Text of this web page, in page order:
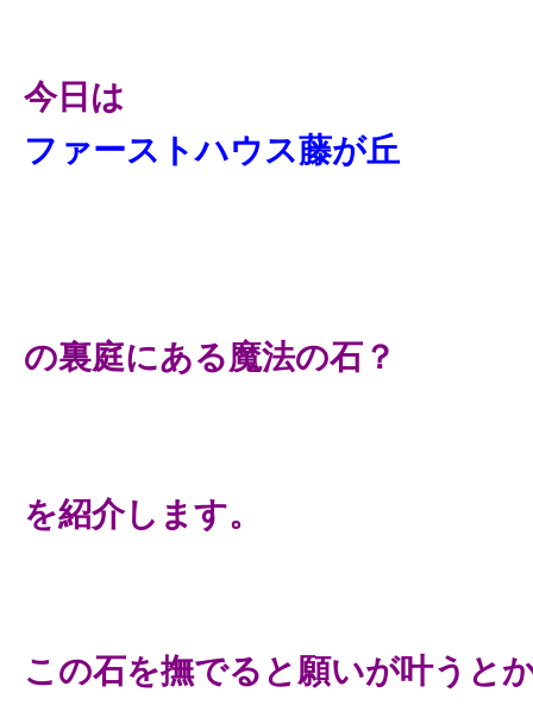
今日は
ファーストハウス藤が丘
の裏庭にある魔法の石？
を紹介します。
この石を撫でると願いが叶うと